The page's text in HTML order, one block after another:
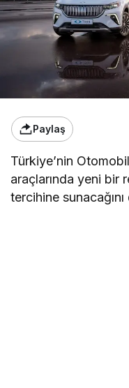
Paylaş
Türkiye’nin
araçlarında yeni bir
tercihine